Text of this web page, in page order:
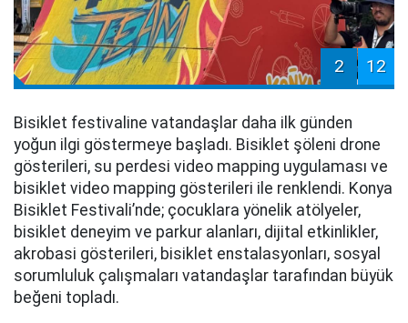
2 12
Bisiklet festivaline vatandaşlar daha ilk günden
yoğun ilgi göstermeye başladı. Bisiklet şöleni drone
gösterileri, su perdesi video mapping uygulaması ve
bisiklet video mapping gösterileri ile renklendi. Konya
Bisiklet Festivali’nde; çocuklara yönelik atölyeler,
bisiklet deneyim ve parkur alanları, dijital etkinlikler,
akrobasi gösterileri, bisiklet enstalasyonları, sosyal
sorumluluk çalışmaları vatandaşlar tarafından büyük
beğeni topladı.